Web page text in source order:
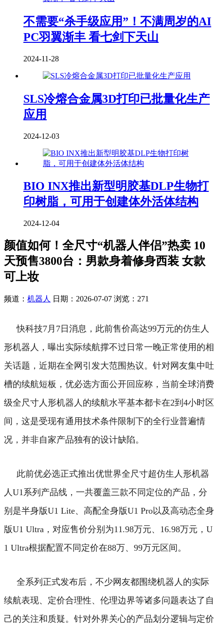
不需要“杀手级应用”！不满周岁的AI
PC羽翼渐丰 看七剑下天山
2024-11-28
SLS冷熔合金属3D打印已批量化生产
应用
2024-12-03
BIO INX推出新型明胶基DLP生物打
印树脂，可用于创建体外活体结构
2024-12-04
颜值如何！全尺寸“机器人伴侣”热卖 10
天预售3800台：男款身着修身西装 女款
可上妆
频道： 机器人 日期： 2026-07-07 浏览：271
快科技7月7日消息，此前售价高达99万元的仿生人
形机器人，曝出实际续航撑不过日常一晚正常使用的相
关话题，近期在全网引发大范围热议。针对网友集中吐
槽的续航短板，优必选方面公开回应称，当前全球消费
级全尺寸人形机器人的续航水平基本都卡在2到4小时区
间，这是受现有通用技术条件限制下的全行业普遍情
况，并非自家产品独有的设计缺陷。
此前优必选正式推出优世界全尺寸超仿生人形机器
人U1系列产品线，一共覆盖三款不同定位的产品，分
别是半身版U1 Lite、高配全身版U1 Pro以及高动态全身
版U1 Ultra，对应售价分别为11.98万元、16.98万元，U
1 Ultra根据配置不同定价在88万、99万元区间。
全系列正式发布后，不少网友都围绕机器人的实际
续航表现、定价合理性、伦理边界等诸多问题表达了自
己的关注和质疑。针对外界关心的产品划分逻辑与定价